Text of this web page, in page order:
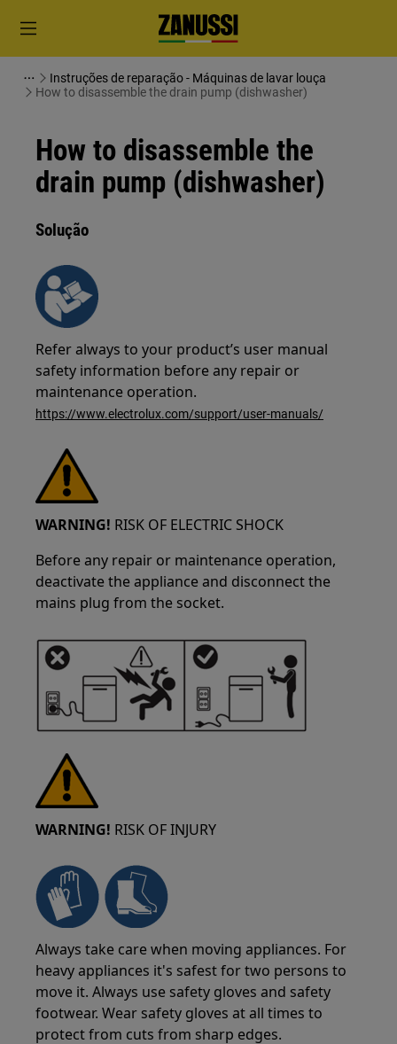
Instruções de reparação - Máquinas de lavar louça
How to disassemble the drain pump (dishwasher)
How to disassemble the
drain pump (dishwasher)
Solução
Refer always to your product’s user manual
safety information before any repair or
maintenance operation.
https://www.electrolux.com/support/user-manuals/
WARNING! RISK OF ELECTRIC SHOCK
Before any repair or maintenance operation,
deactivate the appliance and disconnect the
mains plug from the socket.
WARNING! RISK OF INJURY
Always take care when moving appliances. For
heavy appliances it's safest for two persons to
move it. Always use safety gloves and safety
footwear. Wear safety gloves at all times to
protect from cuts from sharp edges.